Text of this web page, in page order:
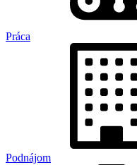
Práca
Podnájom